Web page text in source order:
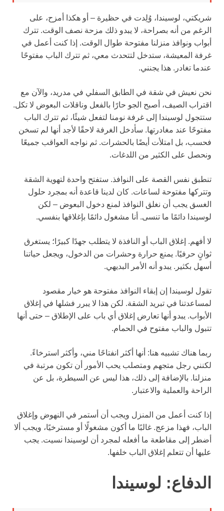
شريكتي، لوسيندا، وُلِدت في حظيرة – أو هكذا أمزح، على
الرغم من أنه بصراحة، لا يبدو ذلك مزحة نصف الوقت. تترك
أبواب ونوافذ منزلنا مفتوحة طوال الوقت. إذا كنت أعمل في
غرفة المعيشة، ستدخل لتتحدث معي، ثم تترك الباب مفتوحًا
عندما تغادر. هذا يجنني.
نحن نعيش في شقة في الطابق السفلي في مدريد، والآن مع
اقتراب الصيف، أصبح الجو حارًا بالفعل وناقلات البعوض لا تكل.
ستتجول لوسيندا إلى غرفة نومنا لتفعل شيئًا، ثم تترك الباب
مفتوحًا عند مغادرتها. سأدخل الغرفة لاحقًا لأجد أنها لم تسخن
فحسب، بل امتلأت أيضًا بالحشرات. ثم نواجه العواقب جميعًا
ونحصل على الكثير من اللدغات.
تنطبق نفس القصة على النوافذ. ستفتح واحدة لتهوية الشقة
وتتركها مفتوحة لساعات. كان لدينا قاعدة أنه بمجرد حلول
الغسق يجب أن نغلق النوافذ لمنع دخول البعوض – لكن
لوسيندا دائمًا ما تنسى. أنا مشغول دائمًا بإغلاقها بنفسي.
لا أفهم. إغلاق الباب أو النافذة لا يتطلب جهدًا كبيرًا؛ يستغرق
ثوانٍ حرفيًا. يمنع حرارة وحشرات من الدخول، ويجعل حياتنا
أسهل بكثير. يبدو أنه الأمر البديهي.
تقول لوسيندا إن إبقاء النوافذ مفتوحة هو خيار مقصود
لمساعدتنا في تبريد الشقة. لكن هذا لا يبرر فشلها في إغلاق
الأبواب. يبدو أنها تعارض إغلاق أي باب على الإطلاق – حتى أنها
تتبول والباب مفتوح في الحمام.
ربما هناك تشبيه هنا: أنها أكثر انفتاحًا مني، وأكثر استرخاءً.
لكنني رجل متجهم ومتصلب يحب الأمور أن تكون مرتبة في
منزلنا. بالإضافة إلى ذلك، هذا ليس عن السيطرة، بل عن
الراحة والعملية والاعتبار.
إذا كنت أعمل من المنزل ويجب أن أستمر في النهوض وإغلاق
الباب، فهذا مزعج. غالبًا ما أكون مشغولًا أو مسترخيًا، ويجب ألا
أضطر إلى مقاطعة ما أفعله لمجرد أن لوسيندا نسيت. يجب
عليها أن تتعلم إغلاق الباب خلفها.
الدفاع: لوسيندا